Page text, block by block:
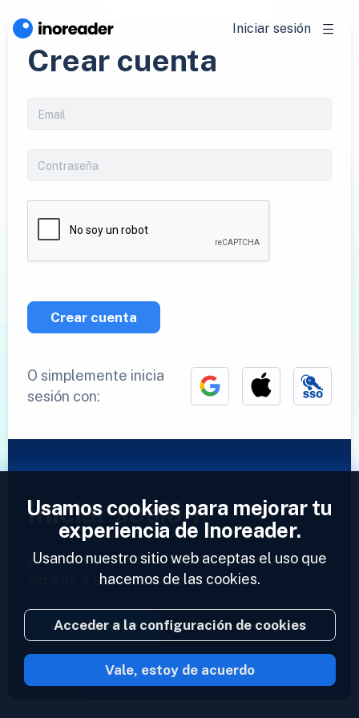
Iniciar sesión
Crear cuenta
Crear cuenta
O simplemente inicia
sesión con:
Iniciar sesión
¿Ya tienes una cuenta?Introduce tu perfil y
accede a tus feeds ahora.
Iniciar sesión
2023 © Inoreader
Usamos cookies para mejorar tu
experiencia de Inoreader.
Usando nuestro sitio web aceptas el uso que
hacemos de las cookies.
Acceder a la configuración de cookies
Vale, estoy de acuerdo